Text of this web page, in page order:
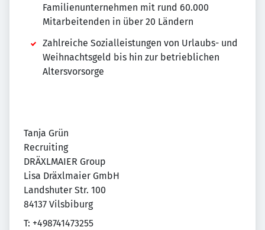
Familienunternehmen mit rund 60.000
Mitarbeitenden in über 20 Ländern
Zahlreiche Sozialleistungen von Urlaubs- und
Weihnachtsgeld bis hin zur betrieblichen
Altersvorsorge
Tanja Grün
Recruiting
DRÄXLMAIER Group
Lisa Dräxlmaier GmbH
Landshuter Str. 100
84137 Vilsbiburg
T: +498741473255